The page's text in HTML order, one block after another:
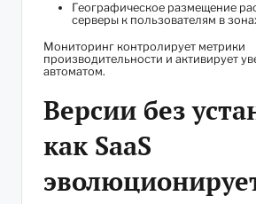
Географическое размещение
серверы к пользователям в
Мониторинг контролирует метрики
производительности и активирует
автоматом.
Версии без
как SaaS